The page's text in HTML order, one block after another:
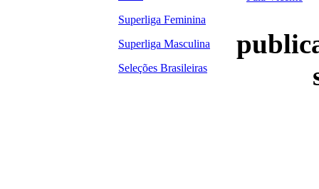
Superliga Feminina
Superliga Masculina
Seleções Brasileiras